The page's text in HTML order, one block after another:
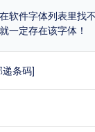
软件字体列表里
一定存在该字体！
条码]